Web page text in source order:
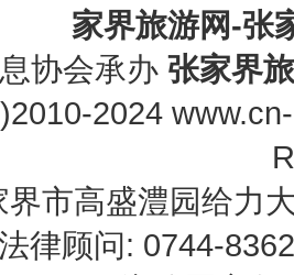
家界旅游网-张
协会承办 张家界
2024
市高盛澧园给力
律顾问: 0744-